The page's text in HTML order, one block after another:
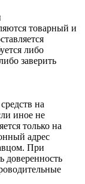
товарный и
либо
заверить
на
иное не
только на
адрес
При
доверенность